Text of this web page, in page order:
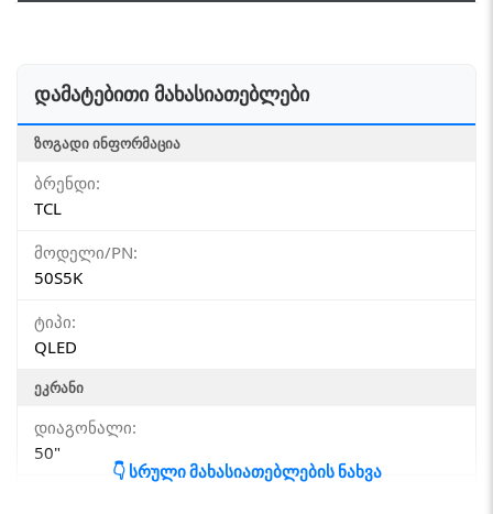
დამატებითი მახასიათებლები
ᲖᲝᲒᲐᲓᲘ ᲘᲜᲤᲝᲠᲛᲐᲪᲘᲐ
ბრენდი:
TCL
მოდელი/PN:
50S5K
ტიპი:
QLED
ᲔᲙᲠᲐᲜᲘ
დიაგონალი:
50"
👇 სრული მახასიათებლების ნახვა